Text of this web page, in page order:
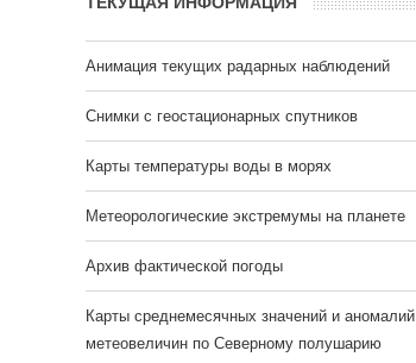
Анимация текущих радарных наблюдений
Cнимки с геостационарных спутников
Карты температуры воды в морях
Метеорологические экстремумы на планете
Архив фактической погоды
Карты среднемесячных значений и аномалий
метеовеличин по Северному полушарию